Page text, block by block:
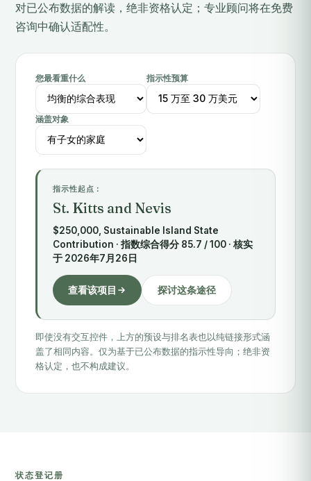
对已公布数据的解读，绝非资格认定；专业顾问将在免费
咨询中确认适配性。
您最看重什么 指示性预算
涵盖对象
指示性起点：
St. Kitts and Nevis
$250,000, Sustainable Island State
Contribution · 指数综合得分 85.7 / 100 · 核实
于 2026年7月26日
查看该项目 探讨这条途径
即使没有交互控件，上方的预设与排名表也以纯链接形式涵
盖了相同内容。仅为基于已公布数据的指示性导向；绝非资
格认定，也不构成建议。
状态登记册